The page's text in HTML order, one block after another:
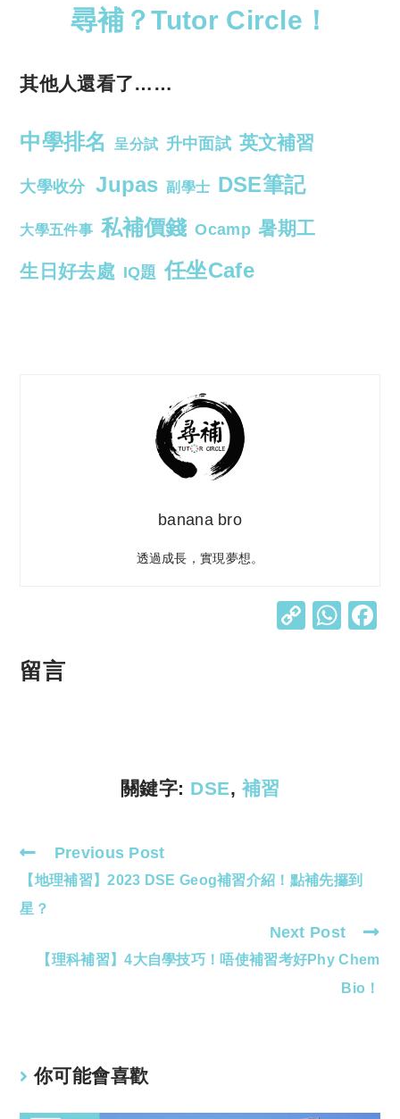
尋補？Tutor Circle！
其他人還看了……
中學排名 呈分試 升中面試 英文補習
大學收分 Jupas 副學士 DSE筆記
大學五件事 私補價錢 Ocamp 暑期工
生日好去處 IQ題 任坐Cafe
banana bro
透過成長，實現夢想。
C W
留言
關鍵字: DSE, 補習
Read
more
articles
Previous Post
【地理補習】2023 DSE Geog補習介紹！點補先攞到
星？
Next Post
【理科補習】4大自學技巧！唔使補習考好Phy Chem
Bio！
你可能會喜歡